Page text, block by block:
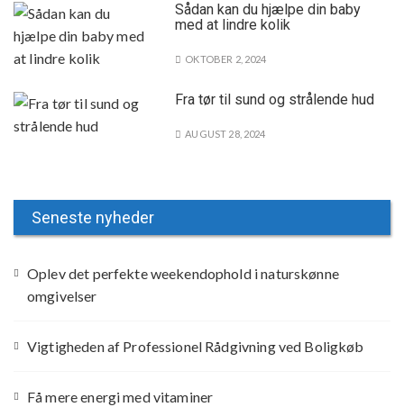
Sådan kan du hjælpe din baby
med at lindre kolik
OKTOBER 2, 2024
Fra tør til sund og strålende hud
AUGUST 28, 2024
Seneste nyheder
Oplev det perfekte weekendophold i naturskønne
omgivelser
Vigtigheden af Professionel Rådgivning ved Boligkøb
Få mere energi med vitaminer